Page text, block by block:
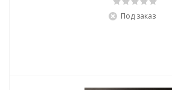
Под заказ